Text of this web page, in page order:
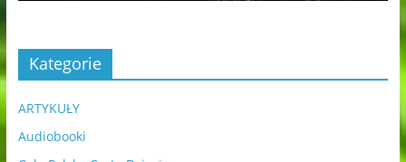
Kategorie
ARTYKUŁY
Audiobooki